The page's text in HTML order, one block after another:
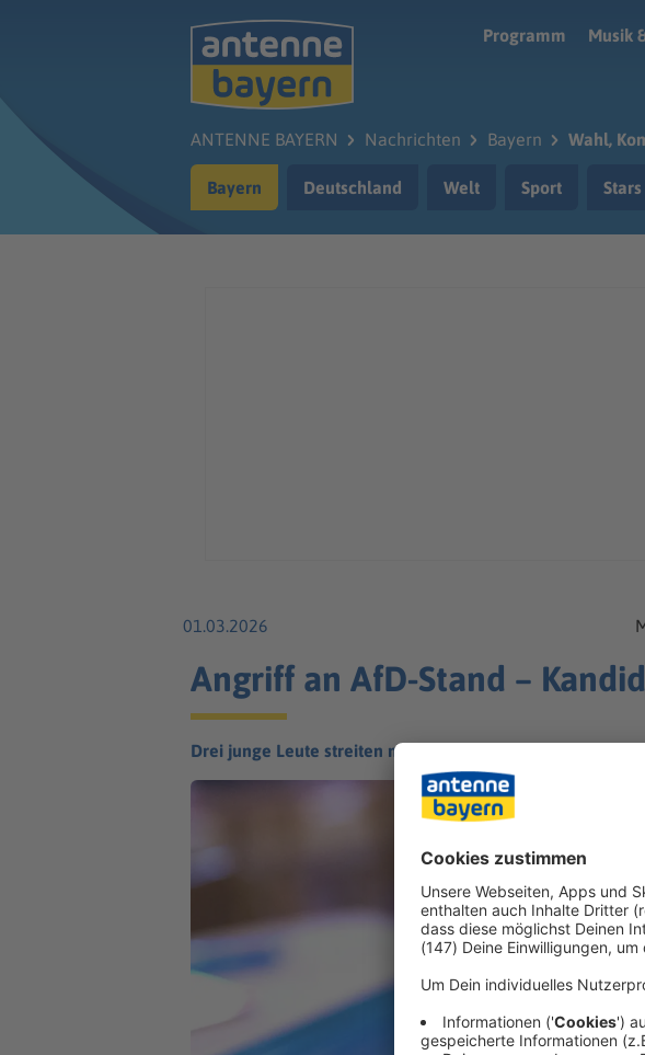
Programm
Musik
ANTENNE BAYERN Nachrichten Bayern Wahl,
Bayern Deutschland Welt Sport Stars
01.03.2026
Angriff an AfD-Stand –
Drei junge Leute streiten mit einem AfD-Kandidaten.